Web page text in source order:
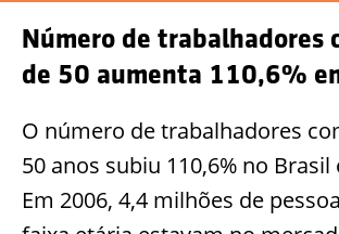
Número de trabalhadores
de 50 aumenta 110,6%
O número de trabalhadores
50 anos subiu 110,6% no Brasil
Em 2006, 4,4 milhões de